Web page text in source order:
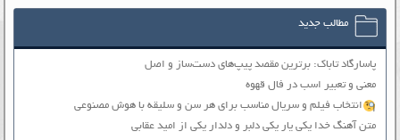
مطالب جدید
پاسارگاد تاباک: برترین مقصد پیپ‌های دست‌ساز و اصل
معنی و تعبیر اسب در فال قهوه
انتخاب فیلم و سریال مناسب برای هر سن و سلیقه با هوش مصنوعی
متن آهنگ خدا یکی یار یکی دلبر و دلدار یکی از امید عقابی